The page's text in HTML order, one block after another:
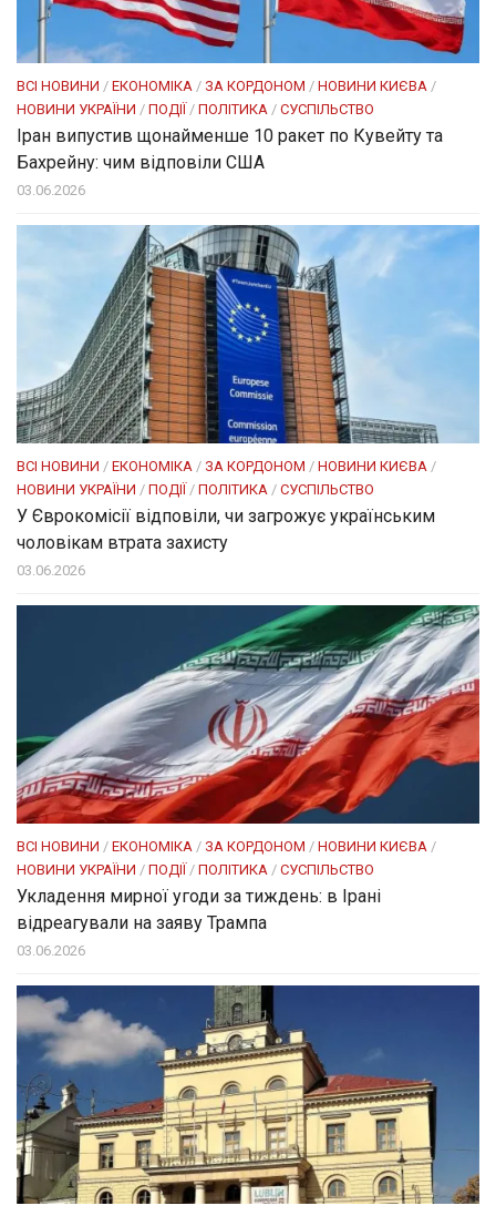
ВСІ НОВИНИ / ЕКОНОМІКА / ЗА КОРДОНОМ / НОВИНИ КИЄВА /
НОВИНИ УКРАЇНИ / ПОДІЇ / ПОЛІТИКА / СУСПІЛЬСТВО
Іран випустив щонайменше 10 ракет по Кувейту та
Бахрейну: чим відповіли США
03.06.2026
ВСІ НОВИНИ / ЕКОНОМІКА / ЗА КОРДОНОМ / НОВИНИ КИЄВА /
НОВИНИ УКРАЇНИ / ПОДІЇ / ПОЛІТИКА / СУСПІЛЬСТВО
У Єврокомісії відповіли, чи загрожує українським
чоловікам втрата захисту
03.06.2026
ВСІ НОВИНИ / ЕКОНОМІКА / ЗА КОРДОНОМ / НОВИНИ КИЄВА /
НОВИНИ УКРАЇНИ / ПОДІЇ / ПОЛІТИКА / СУСПІЛЬСТВО
Укладення мирної угоди за тиждень: в Ірані
відреагували на заяву Трампа
03.06.2026